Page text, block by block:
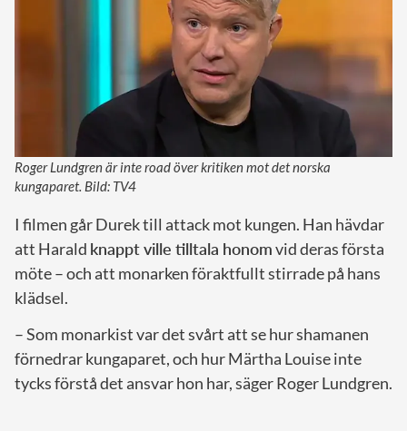
Roger Lundgren är inte road över kritiken mot det norska
kungaparet. Bild: TV4
I filmen går Durek till attack mot kungen. Han hävdar
att Harald knappt ville tilltala honomvid deras första
möte – och att monarken föraktfullt stirrade på hans
klädsel.
– Som monarkist var det svårt att se hur shamanen
förnedrar kungaparet, och hur Märtha Louise inte
tycks förstå det ansvar hon har, säger Roger Lundgren.